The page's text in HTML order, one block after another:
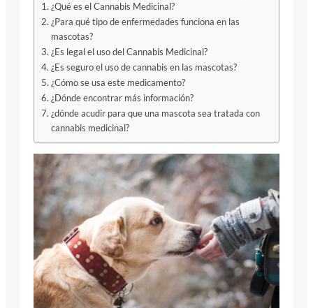
¿Qué es el Cannabis Medicinal?
¿Para qué tipo de enfermedades funciona en las
mascotas?
¿Es legal el uso del Cannabis Medicinal?
¿Es seguro el uso de cannabis en las mascotas?
¿Cómo se usa este medicamento?
¿Dónde encontrar más información?
¿dónde acudir para que una mascota sea tratada con
cannabis medicinal?